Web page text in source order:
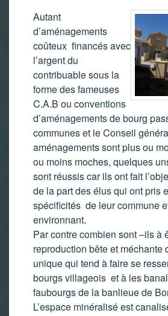
Autant
d’aménagements
coûteux financés avec
l’argent du
contribuable sous la
forme des fameuses
C.A.B ou conventions
d’aménagements de bourg
communes et le Conseil
aménagements sont plus ou
ou moins moches, quelques
sont réussis car ils ont fait
de la part des élus qui ont pris
spécificités de leur commune
environnant.
Par contre combien sont –ils à
reproduction bête et méchante
unique qui tend à faire se
bourgs villageois et à les
faubourgs de la banlieue de
L’espace minéralisé est